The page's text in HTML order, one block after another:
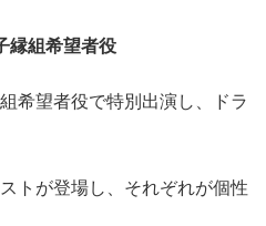
縁組希望者役
希望者役で特別出演し、ドラ
トが登場し、それぞれが個性